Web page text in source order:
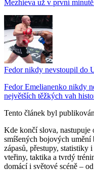
Mezhieva už v první
Fedor nikdy nevstoupil do
Fedor Emelianenko nikdy
největších těžkých vah
Tento článek byl
Kde končí slova,
smíšených bojových
zápasů, přestupy, statistiky
vteřiny, taktika a tvrdý
domácí i světové scéně –